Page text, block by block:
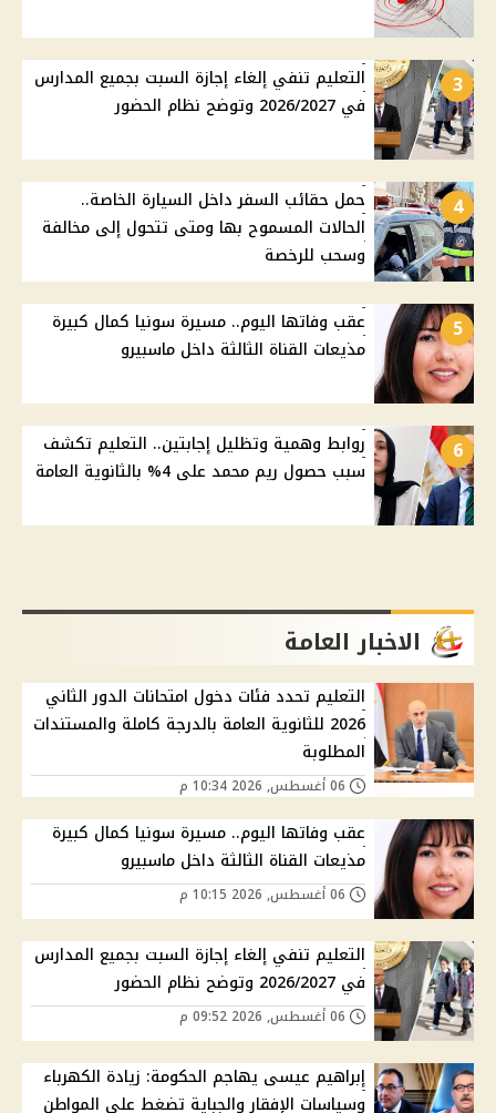
3
التعليم تنفي إلغاء إجازة السبت بجميع المدارس
في 2026/2027 وتوضح نظام الحضور
4
حمل حقائب السفر داخل السيارة الخاصة..
الحالات المسموح بها ومتى تتحول إلى مخالفة
وسحب للرخصة
5
عقب وفاتها اليوم.. مسيرة سونيا كمال كبيرة
مذيعات القناة الثالثة داخل ماسبيرو
6
روابط وهمية وتظليل إجابتين.. التعليم تكشف
سبب حصول ريم محمد على 4% بالثانوية العامة
الاخبار العامة
التعليم تحدد فئات دخول امتحانات الدور الثاني
2026 للثانوية العامة بالدرجة كاملة والمستندات
المطلوبة
عقب وفاتها اليوم.. مسيرة سونيا كمال كبيرة
مذيعات القناة الثالثة داخل ماسبيرو
التعليم تنفي إلغاء إجازة السبت بجميع المدارس
في 2026/2027 وتوضح نظام الحضور
إبراهيم عيسى يهاجم الحكومة: زيادة الكهرباء
وسياسات الإفقار والجباية تضغط على المواطن